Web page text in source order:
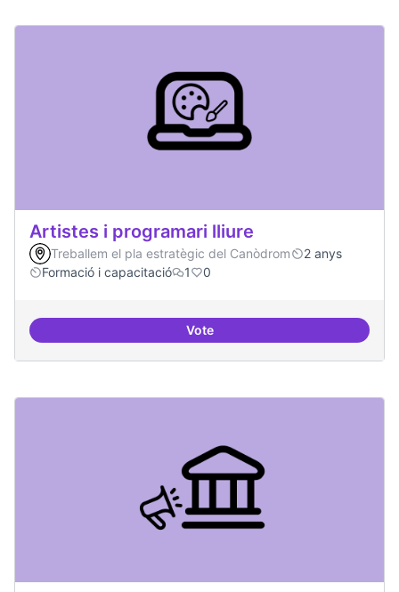
Artistes i programari lliure
Treballem el pla estratègic del Canòdrom
2 anys
Formació i capacitació
1 0
VoteArtistes i programari lliure